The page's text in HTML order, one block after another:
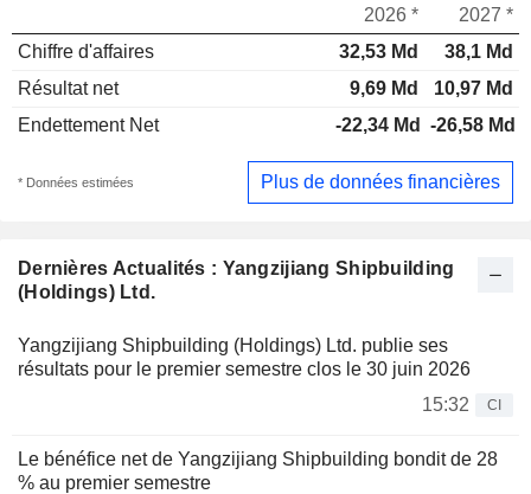
Dernières Actualités : Yangzijiang Shipbuilding
(Holdings) Ltd.
Yangzijiang Shipbuilding (Holdings) Ltd. publie ses
résultats pour le premier semestre clos le 30 juin 2026
15:32
CI
Le bénéfice net de Yangzijiang Shipbuilding bondit de 28
% au premier semestre
2026 *
2027 *
Chiffre d'affaires
32,53 Md
38,1 Md
Résultat net
9,69 Md
10,97 Md
Endettement Net
-22,34 Md -26,58 Md
* Données estimées Plus de données financières